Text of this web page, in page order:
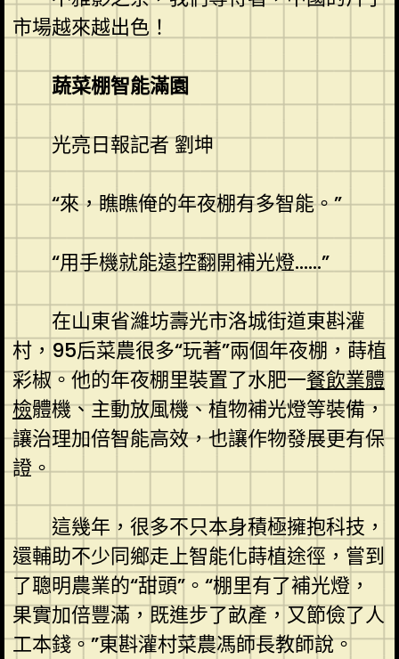
市場越來越出色！
蔬菜棚智能滿園
光亮日報記者 劉坤
“來，瞧瞧俺的年夜棚有多智能。”
“用手機就能遠控翻開補光燈……”
在山東省濰坊壽光市洛城街道東斟灌
村，95后菜農很多“玩著”兩個年夜棚，蒔植
彩椒。他的年夜棚里裝置了水肥一餐飲業體
檢體機、主動放風機、植物補光燈等裝備，
讓治理加倍智能高效，也讓作物發展更有保
證。
這幾年，很多不只本身積極擁抱科技，
還輔助不少同鄉走上智能化蒔植途徑，嘗到
了聰明農業的“甜頭”。“棚里有了補光燈，
果實加倍豐滿，既進步了畝產，又節儉了人
工本錢。”東斟灌村菜農馮師長教師說。